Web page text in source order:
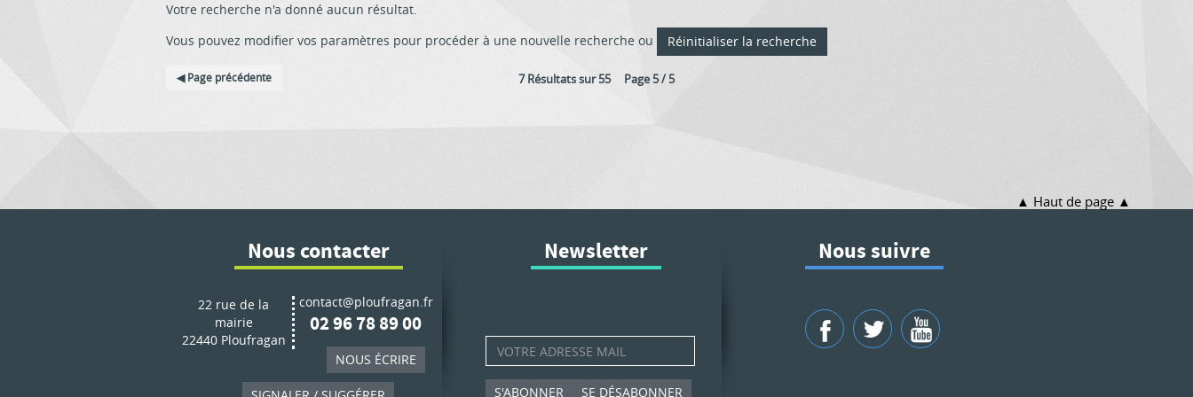
Votre recherche n'a donné aucun résultat.
Vous pouvez modifier vos paramètres pour procéder à une nouvelle recherche ou
Réinitialiser la recherche
Page précédente 7 Résultats sur 55 Page 5 / 5
Haut de page
Nous contacter
22 rue de la
mairie
22440 Ploufragan
contact@ploufragan.fr
02 96 78 89 00
NOUS ÉCRIRE
Newsletter
S'ABONNER SE DÉSABONNER
Nous suivre